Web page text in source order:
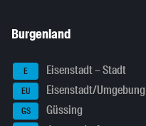
Burgenland
E Eisenstadt – Stadt
EU Eisenstadt/Umgebung
GS Güssing